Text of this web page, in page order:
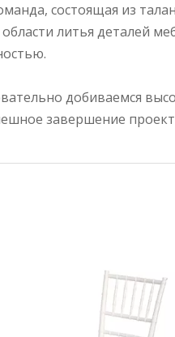
состоящая из
литья деталей
добиваемся
завершение